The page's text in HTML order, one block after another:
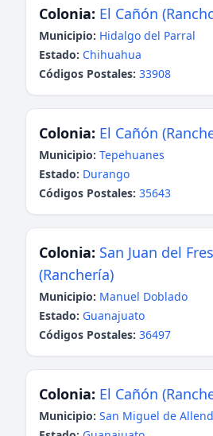
Colonia: El Cañón
Municipio: Hidalgo del Parral
Estado: Chihuahua
Códigos Postales: 33908
Colonia: El Cañón
Municipio: Tepehuanes
Estado: Durango
Códigos Postales: 35643
Colonia: San Juan del
(Ranchería)
Municipio: Manuel Doblado
Estado: Guanajuato
Códigos Postales: 36497
Colonia: El Cañón
Municipio: San Miguel de